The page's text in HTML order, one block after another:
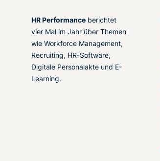
HR Performance berichtet
vier Mal im Jahr über Themen
wie Workforce Management,
Recruiting, HR-Software,
Digitale Personalakte und E-
Learning.